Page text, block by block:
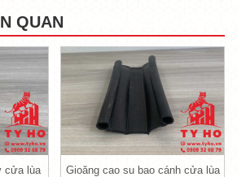
HỆ
PHẦN TỶ HỔ
Hữu Trí, Khu phố 5, Tân Nhựt,
được cấp bởi Sở Kế Hoạch và
0935 53 68 79
QUAN
cửa lùa
Gioăng cao su bao cánh cửa lùa